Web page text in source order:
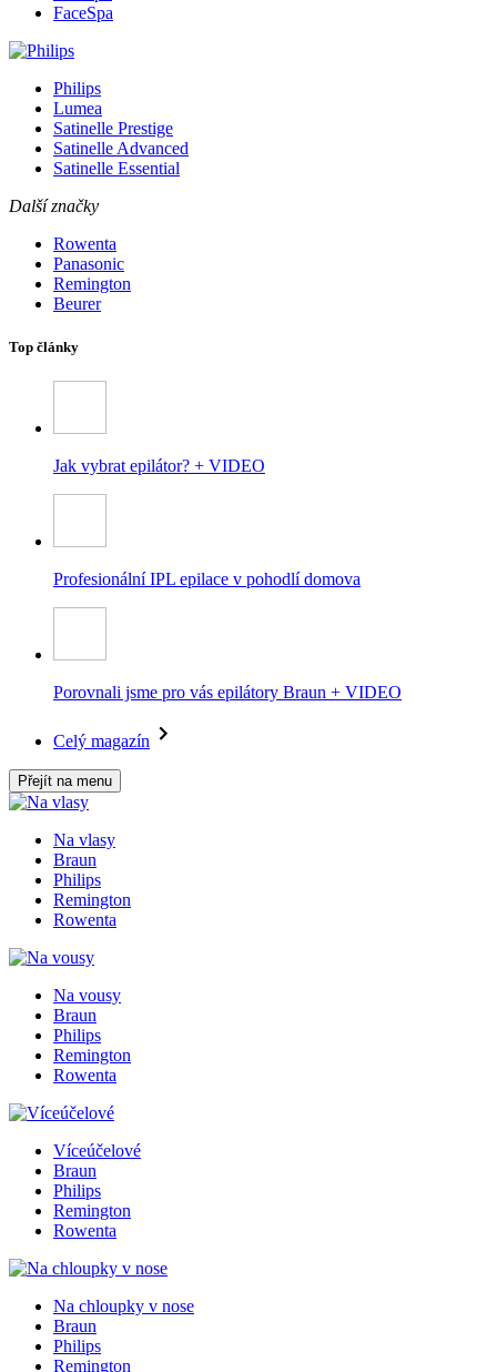
FaceSpa
Philips
Lumea
Satinelle Prestige
Satinelle Advanced
Satinelle Essential
Další značky
Rowenta
Panasonic
Remington
Beurer
Top články
Jak vybrat epilátor? + VIDEO
Profesionální IPL epilace v pohodlí domova
Porovnali jsme pro vás epilátory Braun + VIDEO
Celý magazín
Přejít na menu
Na vlasy
Braun
Philips
Remington
Rowenta
Na vousy
Braun
Philips
Remington
Rowenta
Víceúčelové
Braun
Philips
Remington
Rowenta
Na chloupky v nose
Braun
Philips
Remington